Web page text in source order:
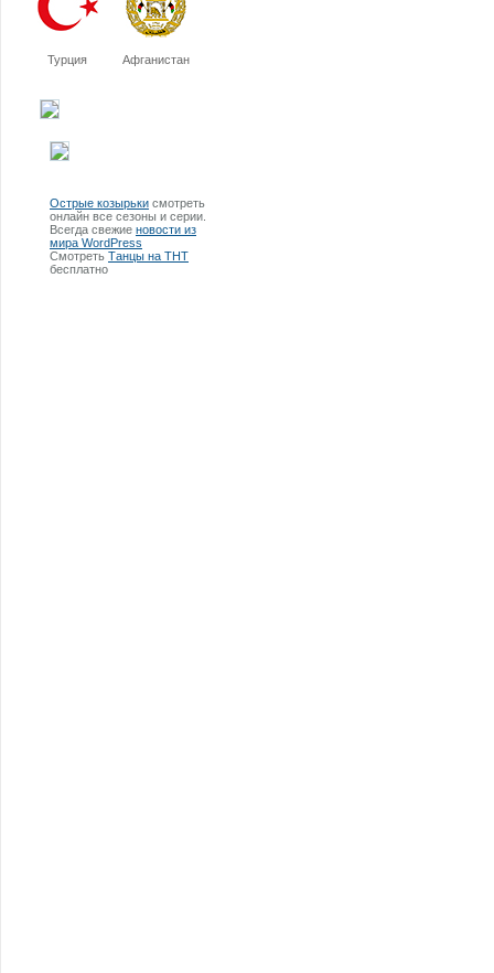
Турция Афганистан
Острые козырьки смотреть
онлайн все сезоны и серии.
Всегда свежие новости из
мира WordPress
Смотреть Танцы на ТНТ
бесплатно